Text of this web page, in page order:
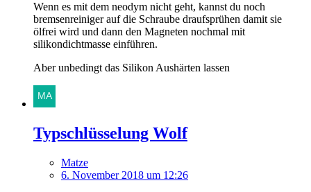
Wenn es mit dem neodym nicht geht, kannst du noch
bremsenreiniger auf die Schraube draufsprühen damit sie
ölfrei wird und dann den Magneten nochmal mit
silikondichtmasse einführen.
Aber unbedingt das Silikon Aushärten lassen
Typschlüsselung Wolf
Matze
6. November 2018 um 12:26